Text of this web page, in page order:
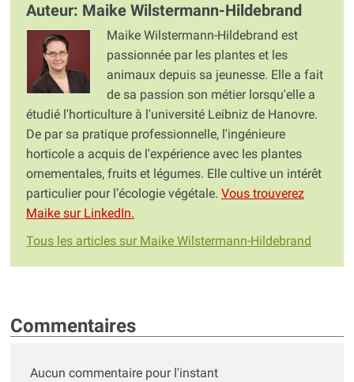
Auteur: Maike Wilstermann-Hildebrand
Maike Wilstermann-Hildebrand est
passionnée par les plantes et les
animaux depuis sa jeunesse. Elle a fait
de sa passion son métier lorsqu'elle a
étudié l'horticulture à l'université Leibniz de Hanovre.
De par sa pratique professionnelle, l'ingénieure
horticole a acquis de l'expérience avec les plantes
ornementales, fruits et légumes. Elle cultive un intérêt
particulier pour l’écologie végétale. Vous trouverez
Maike sur LinkedIn.
Tous les articles sur Maike Wilstermann-Hildebrand
Commentaires
Aucun commentaire pour l'instant